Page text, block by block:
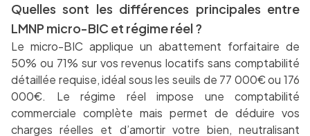
Quelles sont les différences principales entre
LMNP micro-BIC et régime réel ?
Le micro-BIC applique un abattement forfaitaire de
50% ou 71% sur vos revenus locatifs sans comptabilité
détaillée requise, idéal sous les seuils de 77 000€ ou 176
000€. Le régime réel impose une comptabilité
commerciale complète mais permet de déduire vos
charges réelles et d’amortir votre bien, neutralisant